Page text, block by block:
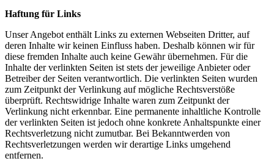
Haftung für Links
Unser Angebot enthält Links zu externen Webseiten Dritter, auf
deren Inhalte wir keinen Einfluss haben. Deshalb können wir für
diese fremden Inhalte auch keine Gewähr übernehmen. Für die
Inhalte der verlinkten Seiten ist stets der jeweilige Anbieter oder
Betreiber der Seiten verantwortlich. Die verlinkten Seiten wurden
zum Zeitpunkt der Verlinkung auf mögliche Rechtsverstöße
überprüft. Rechtswidrige Inhalte waren zum Zeitpunkt der
Verlinkung nicht erkennbar. Eine permanente inhaltliche Kontrolle
der verlinkten Seiten ist jedoch ohne konkrete Anhaltspunkte einer
Rechtsverletzung nicht zumutbar. Bei Bekanntwerden von
Rechtsverletzungen werden wir derartige Links umgehend
entfernen.